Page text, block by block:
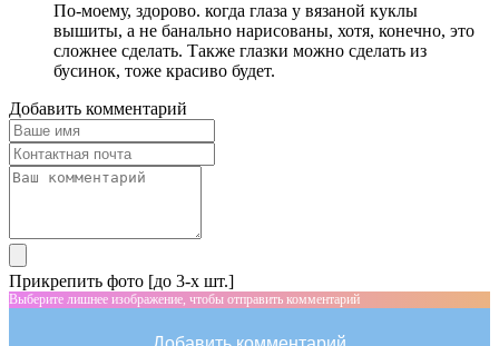
По-моему, здорово. когда глаза у вязаной куклы
вышиты, а не банально нарисованы, хотя, конечно, это
сложнее сделать. Также глазки можно сделать из
бусинок, тоже красиво будет.
Добавить комментарий
Прикрепить фото [до 3-х шт.]
Выберите лишнее изображение, чтобы отправить комментарий